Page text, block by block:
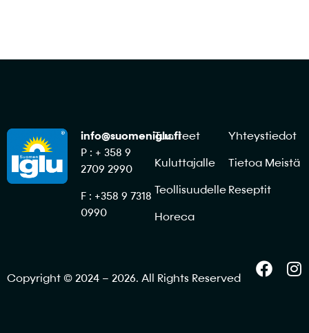
info@suomeniglu.fi
P : + 358 9
2709 2990
F : +358 9 7318
0990
Tuotteet
Kuluttajalle
Teollisuudelle
Horeca
Yhteystiedot
Tietoa Meistä
Reseptit
Copyright © 2024 – 2026. All Rights Reserved